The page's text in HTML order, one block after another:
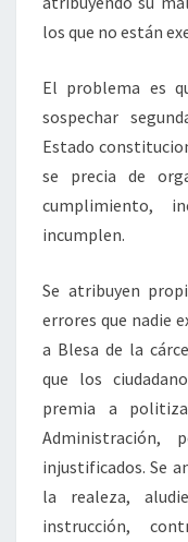
los que no están
El problema es
sospechar
Estado
se precia de
cumplimiento,
incumplen.
Se atribuyen
errores que nadie
a Blesa de la
que los
premia a
Administración,
injustificados. Se
la realeza,
instrucción,